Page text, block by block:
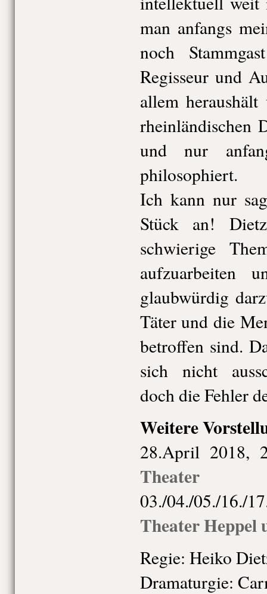
man anfangs
noch
Regisseur und
allem
rheinländischen
und nur
philosophiert.
Ich kann nur
Stück an!
schwierige
aufzuarbeiten
glaubwürdig
Täter und die
betroffen sind.
sich nicht
doch die Fehler
Weitere
28.April
Theater
03./04./05./16./
Theater Heppel
Regie: Heiko
Dramaturgie: